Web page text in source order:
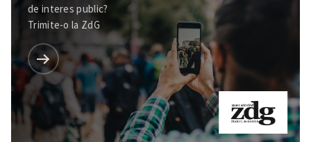
de interes public?
Trimite-o la ZdG